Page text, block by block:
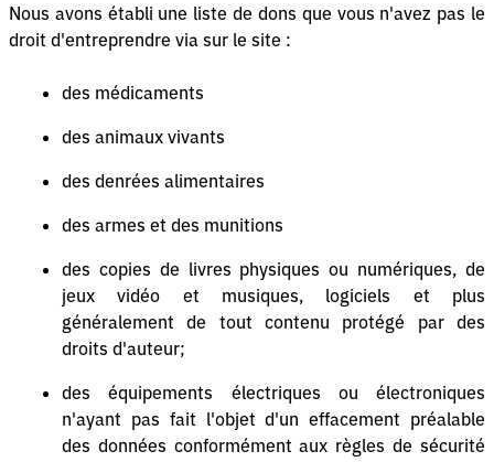
Nous avons établi une liste de dons que vous n'avez pas le
droit d'entreprendre via sur le site :
des médicaments
des animaux vivants
des denrées alimentaires
des armes et des munitions
des copies de livres physiques ou numériques, de
jeux vidéo et musiques, logiciels et plus
généralement de tout contenu protégé par des
droits d'auteur;
des équipements électriques ou électroniques
n'ayant pas fait l'objet d'un effacement préalable
des données conformément aux règles de sécurité